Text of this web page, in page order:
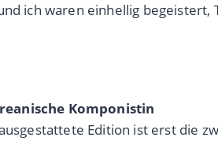
ich waren einhellig begeistert,
Komponistin
Edition ist erst die